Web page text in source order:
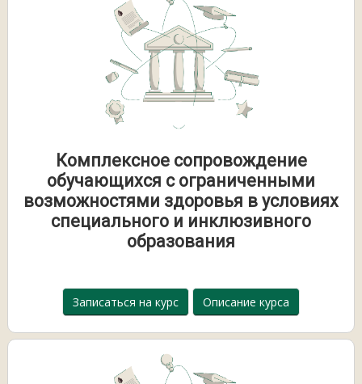
Комплексное сопровождение
обучающихся с ограниченными
возможностями здоровья в условиях
специального и инклюзивного
образования
Записаться на курс Описание курса